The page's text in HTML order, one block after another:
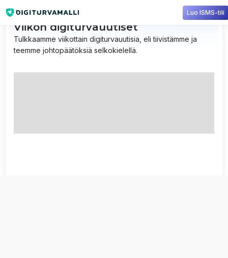
Viikon digiturvauutiset
Tulkkaamme viikottain digiturvauutisia, eli tiivistämme ja
teemme johtopäätöksiä selkokielellä.
Luo ISMS-tili